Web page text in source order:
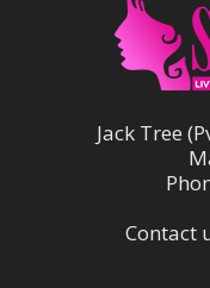
Jack Tree
Contact